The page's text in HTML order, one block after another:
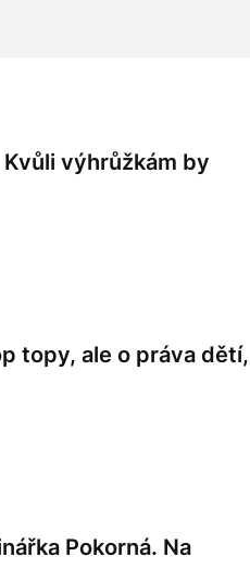
výhrůžkám by
topy, ale o práva dětí,
Pokorná. Na